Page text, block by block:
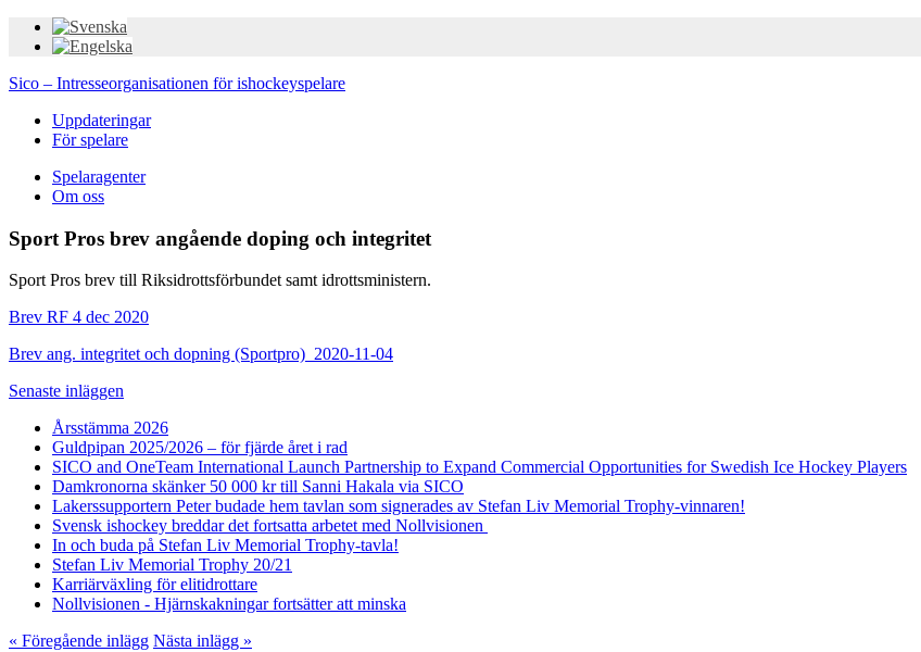
Sico – Intresseorganisationen för ishockeyspelare
Uppdateringar
För spelare
Spelaragenter
Om oss
Sport Pros brev angående doping och integritet
Sport Pros brev till Riksidrottsförbundet samt idrottsministern.
Brev RF 4 dec 2020
Brev ang. integritet och dopning (Sportpro)_2020-11-04
Senaste inläggen
Årsstämma 2026
Guldpipan 2025/2026 – för fjärde året i rad
SICO and OneTeam International Launch Partnership to Expand Commercial Opportunities for Swedish Ice Hockey Players
Damkronorna skänker 50 000 kr till Sanni Hakala via SICO
Lakerssupportern Peter budade hem tavlan som signerades av Stefan Liv Memorial Trophy-vinnaren!
Svensk ishockey breddar det fortsatta arbetet med Nollvisionen
In och buda på Stefan Liv Memorial Trophy-tavla!
Stefan Liv Memorial Trophy 20/21
Karriärväxling för elitidrottare
Nollvisionen - Hjärnskakningar fortsätter att minska
« Föregående inlägg Nästa inlägg »